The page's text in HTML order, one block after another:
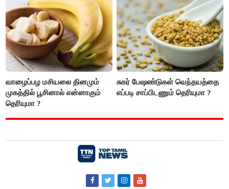
இருக்கும். ஆன்மீக எண்ணம்
அதிகரிக்கும்..!
வாழைப்பழ மசியலை தினமும்
முகத்தில் பூசினால் என்னாகும்
தெரியுமா ?
சுகர் பேஷண்டுகள் வெந்தயத்தை
எப்படி சாப்பிடணும் தெரியுமா ?